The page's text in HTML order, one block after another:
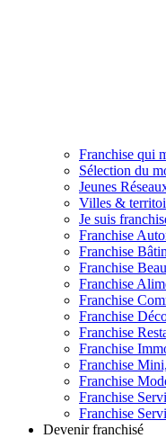
Franchise qui
Sélection du
Jeunes
Villes &
Je suis
Franchise
Franchise
Franchise
Franchise
Franchise
Franchise
Franchise
Franchise
Franchise
Franchise
Franchise
Franchise
Devenir franchisé